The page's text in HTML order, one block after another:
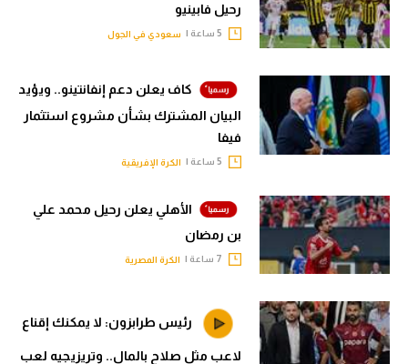
رحيل فابينيو
سعودي في الجول
كاف يعلن دعم إنفانتينو.. ويؤيد
البيان المشترك بشأن مشروع استثمار
فيفا
الكرة الإفريقية
الأهلي يعلن رحيل محمد علي
بن رمضان
الكرة المصرية
رئيس طرابزون: لا يمكنك إقناع
لاعب مثل صلاح بالمال.. وتريزيجيه لعب